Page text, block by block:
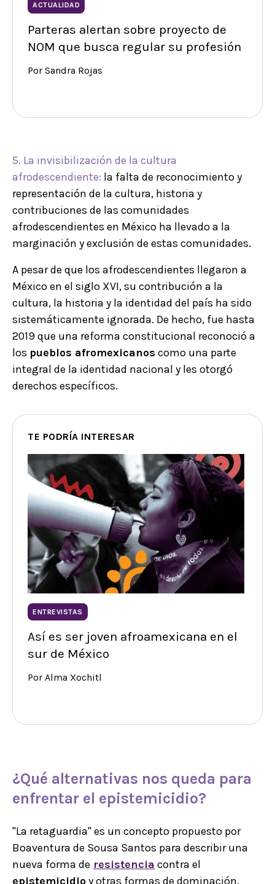
ACTUALIDAD
Parteras alertan sobre proyecto de
NOM que busca regular su profesión
Por Sandra Rojas
5. La invisibilización de la cultura
afrodescendiente: la falta de reconocimiento y
representación de la cultura, historia y
contribuciones de las comunidades
afrodescendientes en México ha llevado a la
marginación y exclusión de estas comunidades.
A pesar de que los afrodescendientes llegaron a
México en el siglo XVI, su contribución a la
cultura, la historia y la identidad del país ha sido
sistemáticamente ignorada. De hecho, fue hasta
2019 que una reforma constitucional reconoció a
los pueblos afromexicanos como una parte
integral de la identidad nacional y les otorgó
derechos específicos.
TE PODRÍA INTERESAR
ENTREVISTAS
Así es ser joven afroamexicana en el
sur de México
Por Alma Xochitl
¿Qué alternativas nos queda para
enfrentar el epistemicidio?
"La retaguardia" es un concepto propuesto por
Boaventura de Sousa Santos para describir una
nueva forma de resistencia contra el
epistemicidioy otras formas de dominación.